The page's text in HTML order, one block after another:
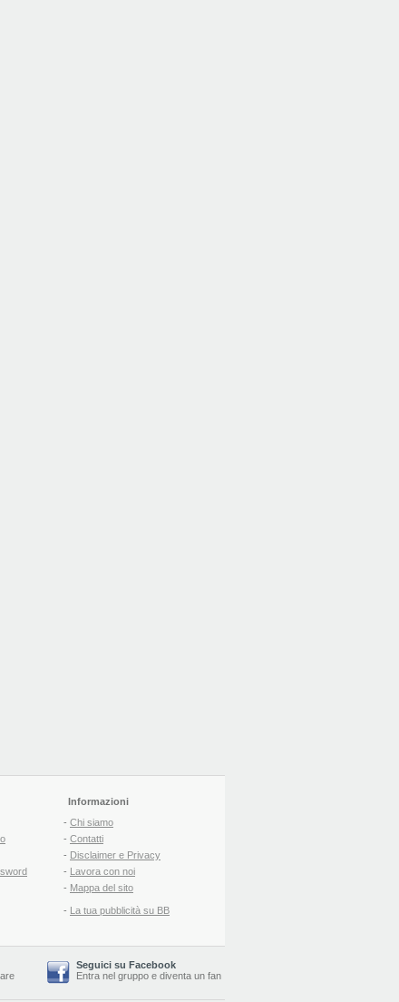
Informazioni
- Chi siamo
- Contatti
- Disclaimer e Privacy
- Lavora con noi
- Mappa del sito
- La tua pubblicità su BB
Seguici su Facebook
Entra nel gruppo e diventa un fan